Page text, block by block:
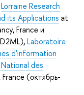
Lorraine Research
its Applications at
France и
Laboratoire
d'information
des
France (октябрь-